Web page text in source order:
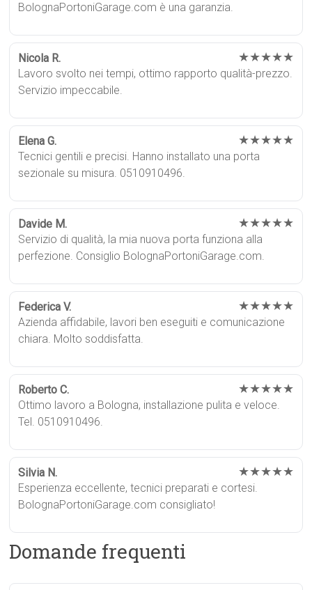
BolognaPortoniGarage.com è una garanzia.
Nicola R. ★★★★★
Lavoro svolto nei tempi, ottimo rapporto qualità-prezzo.
Servizio impeccabile.
Elena G. ★★★★★
Tecnici gentili e precisi. Hanno installato una porta
sezionale su misura. 0510910496.
Davide M. ★★★★★
Servizio di qualità, la mia nuova porta funziona alla
perfezione. Consiglio BolognaPortoniGarage.com.
Federica V. ★★★★★
Azienda affidabile, lavori ben eseguiti e comunicazione
chiara. Molto soddisfatta.
Roberto C. ★★★★★
Ottimo lavoro a Bologna, installazione pulita e veloce.
Tel. 0510910496.
Silvia N. ★★★★★
Esperienza eccellente, tecnici preparati e cortesi.
BolognaPortoniGarage.com consigliato!
Domande frequenti